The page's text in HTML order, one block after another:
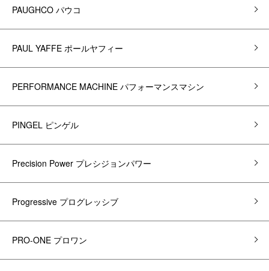
PAUGHCO パウコ
PAUL YAFFE ポールヤフィー
PERFORMANCE MACHINE パフォーマンスマシン
PINGEL ピンゲル
Precision Power プレシジョンパワー
Progressive プログレッシブ
PRO-ONE プロワン